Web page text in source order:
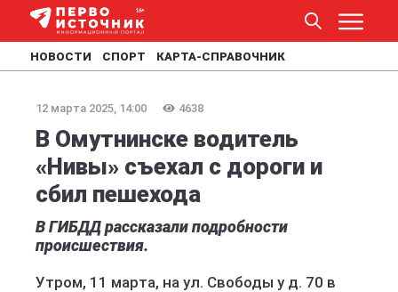
НОВОСТИ СПОРТ КАРТА-СПРАВОЧНИК
12 марта 2025, 14:00 4638
В Омутнинске водитель
«Нивы» съехал с дороги и
сбил пешехода
В ГИБДД рассказали подробности
происшествия.
Утром, 11 марта, на ул. Свободы у д. 70 в